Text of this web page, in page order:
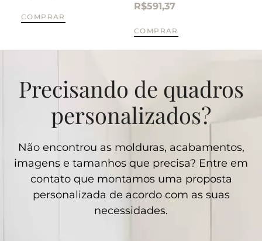
COMPRAR
R$591,37
COMPRAR
Precisando de quadros
personalizados?
Não encontrou as molduras, acabamentos,
imagens e tamanhos que precisa? Entre em
contato que montamos uma proposta
personalizada de acordo com as suas
necessidades.